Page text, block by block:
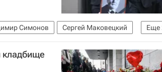
Еще
Симонов
Сергей Маковецкий
кладбище